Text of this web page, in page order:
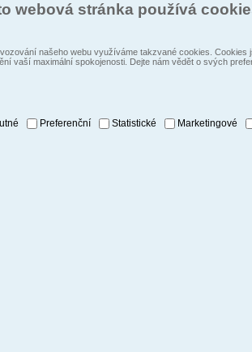
webová stránka používá
našeho webu využíváme takzvané cookies.
vaší maximální spokojenosti. Dejte nám vědět o svých
Preferenční Statistické Marketingové